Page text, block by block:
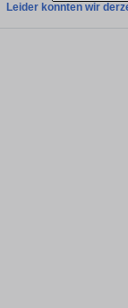
Leider konnten wir